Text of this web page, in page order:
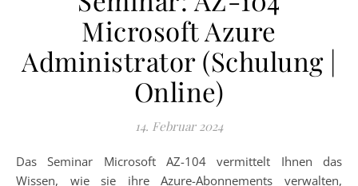
Microsoft Azure
Administrator (Schulung |
Online)
14. Februar 2024
Das Seminar Microsoft AZ-104 vermittelt Ihnen das
Wissen, wie sie ihre Azure-Abonnements verwalten,